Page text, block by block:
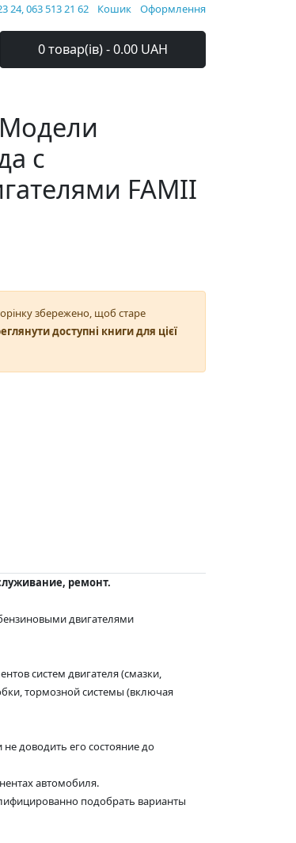
24, 063 513 21 62 Кошик Оформлення
0 товар(ів) - 0.00 UAH
с
FAMII
збережено, щоб старе
доступні книги для цієї
ремонт.
двигателями
систем двигателя (смазки,
тормозной системы (включая
доводить его состояние до
автомобиля.
подобрать варианты